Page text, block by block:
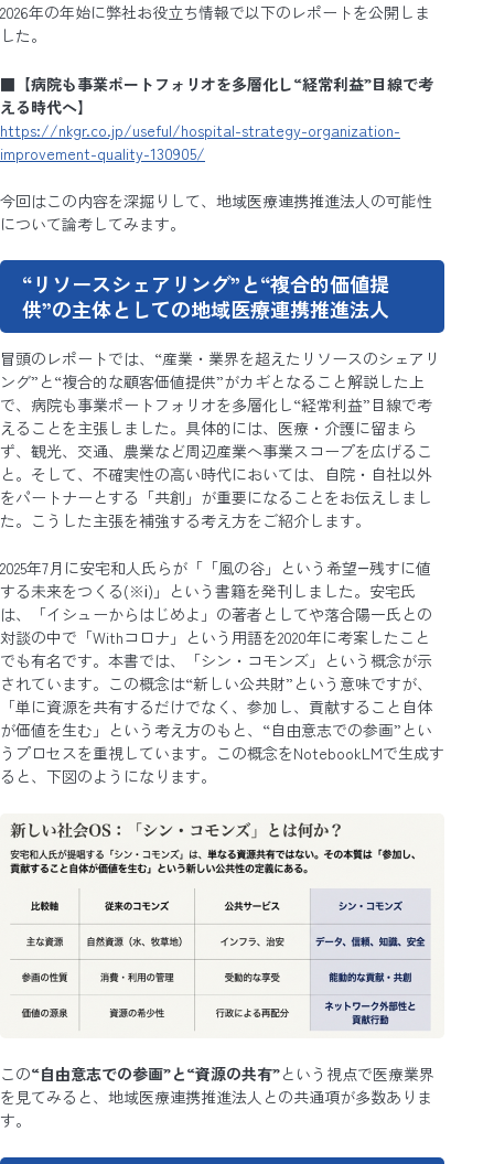
2026年の年始に弊社お役立ち情報で以下のレポートを公開しま
した。
■ 【病院も事業ポートフォリオを多層化し“経常利益”目線で考
える時代へ】
https://nkgr.co.jp/useful/hospital-strategy-organization-
improvement-quality-130905/
今回はこの内容を深掘りして、地域医療連携推進法人の可能性
について論考してみます。
“リソースシェアリング”と“複合的価値提
供”の主体としての地域医療連携推進法人
冒頭のレポートでは、“産業・業界を超えたリソースのシェアリ
ング”と“複合的な顧客価値提供”がカギとなること解説した上
で、病院も事業ポートフォリオを多層化し“経常利益”目線で考
えることを主張しました。具体的には、医療・介護に留まら
ず、観光、交通、農業など周辺産業へ事業スコープを広げるこ
と。そして、不確実性の高い時代においては、自院・自社以外
をパートナーとする「共創」が重要になることをお伝えしまし
た。こうした主張を補強する考え方をご紹介します。
2025年7月に安宅和人氏らが「「風の谷」という希望―残すに値
する未来をつくる(※ⅰ)」という書籍を発刊しました。安宅氏
は、「イシューからはじめよ」の著者としてや落合陽一氏との
対談の中で「Withコロナ」という用語を2020年に考案したこと
でも有名です。本書では、「シン・コモンズ」という概念が示
されています。この概念は“新しい公共財”という意味ですが、
「単に資源を共有するだけでなく、参加し、貢献すること自体
が価値を生む」という考え方のもと、“自由意志での参画”とい
うプロセスを重視しています。この概念をNotebookLMで生成す
ると、下図のようになります。
この“自由意志での参画”と“資源の共有”という視点で医療業界
を見てみると、地域医療連携推進法人との共通項が多数ありま
す。